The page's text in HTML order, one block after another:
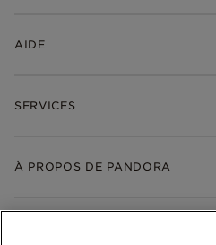
Bijoux
Trouver une boutique
AIDE
Suivre ma commande
Échanges et retours
Garantie
SERVICES
Gravure
À PROPOS DE PANDORA